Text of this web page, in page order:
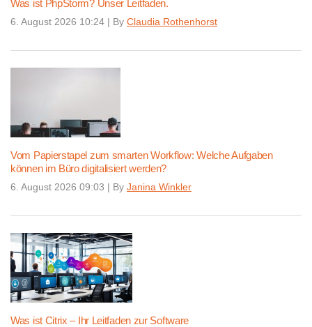
Was ist PhpStorm? Unser Leitfaden.
6. August 2026 10:24 | By Claudia Rothenhorst
Vom Papierstapel zum smarten Workflow: Welche Aufgaben
können im Büro digitalisiert werden?
6. August 2026 09:03 | By Janina Winkler
Was ist Citrix – Ihr Leitfaden zur Software